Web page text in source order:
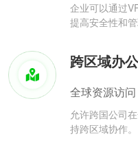
企业可以通过
提高安全性和管
跨区域办公
全球资源访问
允许跨国公司
持跨区域协作。